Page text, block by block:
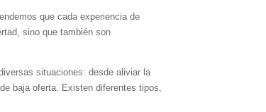
que cada experiencia de
sino que también son
situaciones: desde aliviar la
baja oferta. Existen diferentes tipos,